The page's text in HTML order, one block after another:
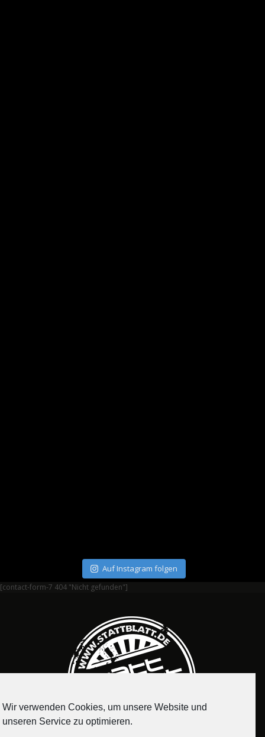
Auf Instagram folgen
[contact-form-7 404 "Nicht gefunden"]
Wir verwenden Cookies, um unsere Website und
unseren Service zu optimieren.